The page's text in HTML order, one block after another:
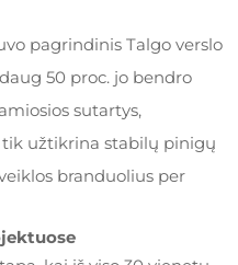
pagrindinis Talgo verslo
50 proc. jo bendro
sutartys,
tik užtikrina stabilų pinigų
branduolius per